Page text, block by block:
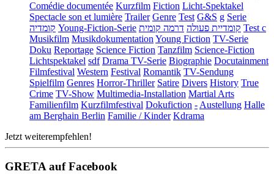
Comédie documentée Kurzfilm Fiction Licht-Spektakel
Spectacle son et lumière Trailer Genre Test G&S g Serie
קומדיה Young-Fiction-Serie קומדיית פעולה דרמה קומית
Test c
Musikfilm MusikdokumentationYoung Fiction TV-Serie
Doku Reportage Science Fiction Tanzfilm Science-Fiction
Lichtspektakel sdf Drama TV-Serie Biographie Docutainment
Filmfestival Western Festival Romantik TV-Sendung
Spielfilm Genres Horror-Thriller Satire Divers History True
Crime TV-Show Multimedia-Installation Martial Arts
Familienfilm Kurzfilmfestival Dokufiction -Austellung Halle
am Berghain Berlin Familie / Kinder Kdrama
Jetzt weiterempfehlen!
GRETA auf Facebook